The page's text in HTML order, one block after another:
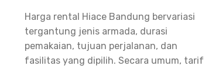
Harga rental Hiace Bandung bervariasi
tergantung jenis armada, durasi
pemakaian, tujuan perjalanan, dan
fasilitas yang dipilih. Secara umum, tarif